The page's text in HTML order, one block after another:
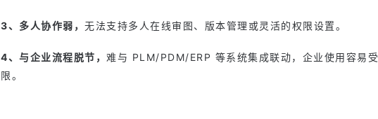
3、多人协作弱， 无法支持多人在线审图、版本管理或灵活的权限设置。
4、与企业流程脱节， 难与 PLM/PDM/ERP 等系统集成联动，企业使用容易受
限。